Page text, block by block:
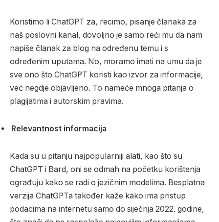
Koristimo li ChatGPT za, recimo, pisanje članaka za
naš poslovni kanal, dovoljno je samo reći mu da nam
napiše članak za blog na određenu temu i s
određenim uputama. No, moramo imati na umu da je
sve ono što ChatGPT koristi kao izvor za informacije,
već negdje objavljeno. To nameće mnoga pitanja o
plagijatima i autorskim pravima.
Relevantnost informacija
Kada su u pitanju najpopularniji alati, kao što su
ChatGPT i Bard, oni se odmah na početku korištenja
ograđuju kako se radi o jezičnim modelima. Besplatna
verzija ChatGPTa također kaže kako ima pristup
podacima na internetu samo do siječnja 2022. godine,